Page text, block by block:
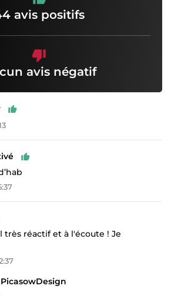
avis positifs
avis négatif
très réactif et à l'écoute ! Je